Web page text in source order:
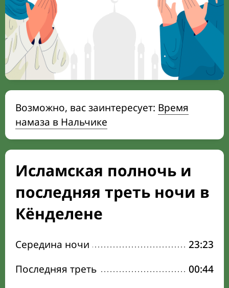
Возможно, вас заинтересует: Время
намаза в Нальчике
Исламская полночь и
последняя треть ночи в
Кёнделене
Середина ночи
23:23
Последняя треть
00:44